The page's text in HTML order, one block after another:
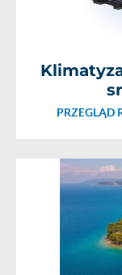
PRZEGLĄD